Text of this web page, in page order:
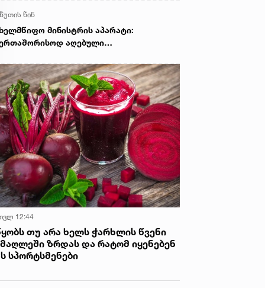
წინ
მინისტრის აპარატი:
აღებული
ფედერაცია ამ დრომდე
საქართველოს რეგიონების
ოკუპაციას
12:44
თუ არა ხელს ჭარხლის წვენი
ზრდას და რატომ იყენებენ
სპორტსმენები